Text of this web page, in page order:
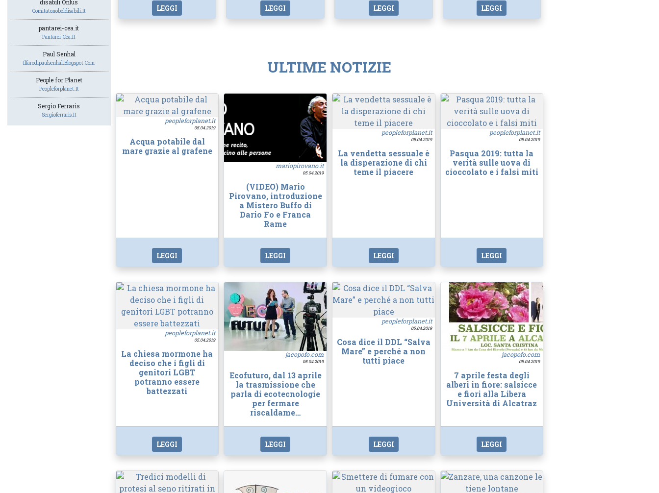
disabili Onlus
Comitatonobeldisabili.it
pantarei-cea.it
Pantarei-Cea.it
Paul Senhal
Ilfarodipaulsenhal.blogspot.com
People for Planet
Peopleforplanet.it
Sergio Ferraris
Sergioferraris.it
LEGGI LEGGI LEGGI LEGGI
ULTIME NOTIZIE
peopleforplanet.it
05.04.2019
Acqua potabile dal
mare grazie al grafene
LEGGI
mariopirovano.it
05.04.2019
(VIDEO) Mario
Pirovano, introduzione
a Mistero Buffo di
Dario Fo e Franca
Rame
LEGGI
peopleforplanet.it
05.04.2019
La vendetta sessuale è
la disperazione di chi
teme il piacere
LEGGI
peopleforplanet.it
05.04.2019
Pasqua 2019: tutta la
verità sulle uova di
cioccolato e i falsi miti
LEGGI
peopleforplanet.it
05.04.2019
La chiesa mormone ha
deciso che i figli di
genitori LGBT
potranno essere
battezzati
LEGGI
jacopofo.com
05.04.2019
Ecofuturo, dal 13 aprile
la trasmissione che
parla di ecotecnologie
per fermare
riscaldame…
LEGGI
peopleforplanet.it
05.04.2019
Cosa dice il DDL “Salva
Mare” e perché a non
tutti piace
LEGGI
jacopofo.com
05.04.2019
7 aprile festa degli
alberi in fiore: salsicce
e fiori alla Libera
Università di Alcatraz
LEGGI